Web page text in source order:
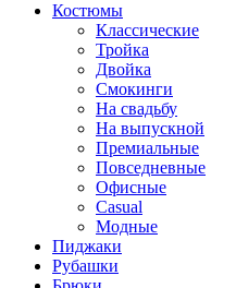
Костюмы
Классические
Тройка
Двойка
Смокинги
На свадьбу
На выпускной
Премиальные
Повседневные
Офисные
Casual
Модные
Пиджаки
Рубашки